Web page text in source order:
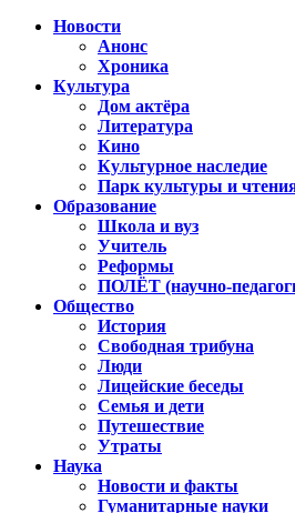
Новости
Анонс
Хроника
Культура
Дом актёра
Литература
Кино
Культурное наследие
Парк культуры и
Образование
Школа и вуз
Учитель
Реформы
ПОЛЁТ (научно-
Общество
История
Свободная трибуна
Люди
Лицейские беседы
Семья и дети
Путешествие
Утраты
Наука
Новости и факты
Гуманитарные науки